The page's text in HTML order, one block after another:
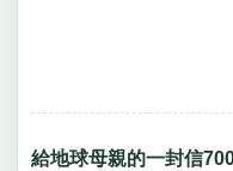
給地球母親的一封信